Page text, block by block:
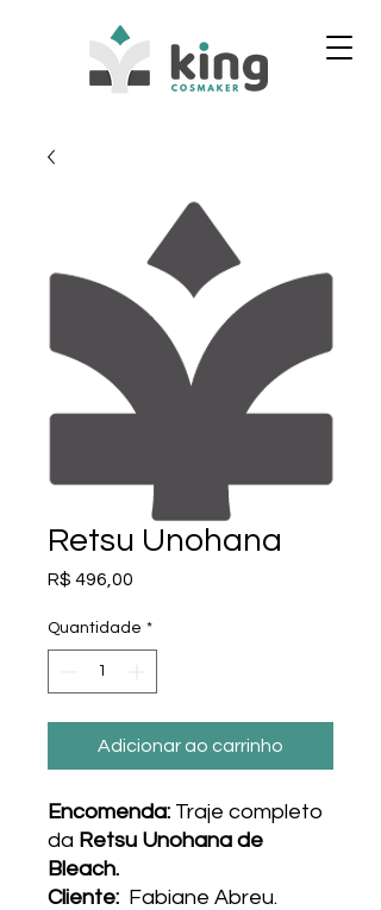
Retsu Unohana
R$ 496,00
Quantidade *
Adicionar ao carrinho
Encomenda: Traje completo
da Retsu Unohana de
Bleach.
Cliente: Fabiane Abreu.